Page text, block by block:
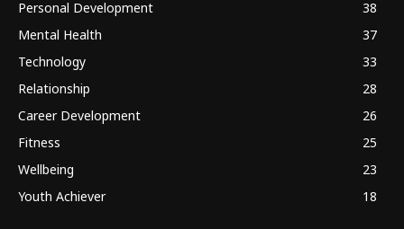
Personal Development
38
Mental Health
37
Technology
33
Relationship
28
Career Development
26
Fitness
25
Wellbeing
23
Youth Achiever
18